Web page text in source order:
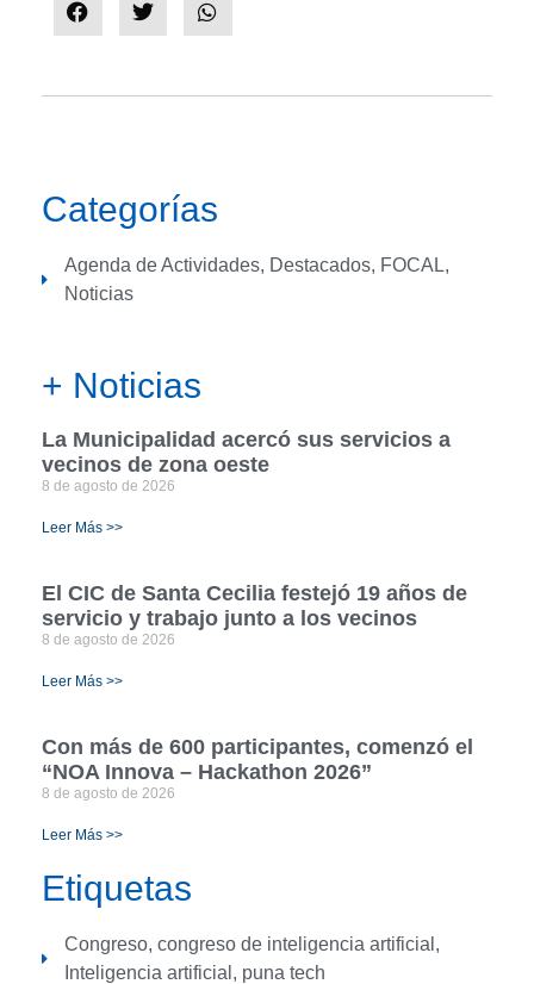
Categorías
Agenda de Actividades, Destacados, FOCAL,
Noticias
+ Noticias
La Municipalidad acercó sus servicios a
vecinos de zona oeste
8 de agosto de 2026
Leer Más >>
El CIC de Santa Cecilia festejó 19 años de
servicio y trabajo junto a los vecinos
8 de agosto de 2026
Leer Más >>
Con más de 600 participantes, comenzó el
“NOA Innova – Hackathon 2026”
8 de agosto de 2026
Leer Más >>
Etiquetas
Congreso, congreso de inteligencia artificial ,
Inteligencia artificial , puna tech